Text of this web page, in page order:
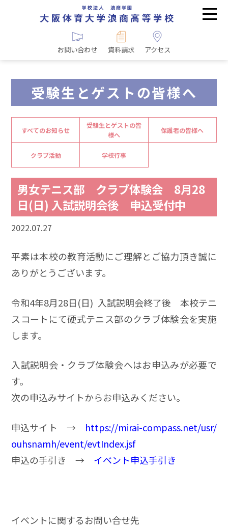
お問い合わせ 資料請求 アクセス
受験生とゲストの皆様へ
すべてのお知らせ
受験生とゲストの皆
様へ
保護者の皆様へ
クラブ活動 学校行事
男女テニス部 クラブ体験会 8月28
日(日) 入試説明会後 申込受付中
2022.07.27
平素は本校の教育活動にご理解とご協力頂き誠に
ありがとうございます。
令和4年8月28日(日) 入試説明会終了後 本校テニ
スコートにて硬式テニス部のクラブ体験会を実施
します。
入試説明会・クラブ体験会へはお申込みが必要で
す。
次の申込みサイトからお申込みください。
申込サイト → https://mirai-compass.net/usr/
ouhsnamh/event/evtIndex.jsf
申込の手引き → イベント申込手引き
イベントに関するお問い合せ先